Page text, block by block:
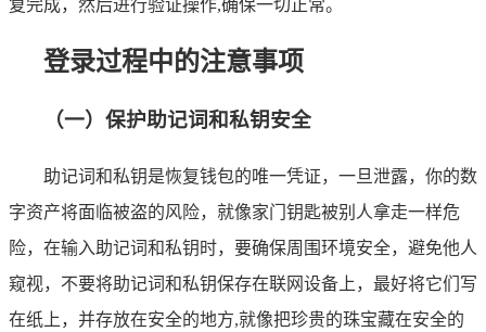
复完成，然后进行验证操作,确保一切正常。
登录过程中的注意事项
（一）保护助记词和私钥安全
助记词和私钥是恢复钱包的唯一凭证，一旦泄露，你的数
字资产将面临被盗的风险，就像家门钥匙被别人拿走一样危
险，在输入助记词和私钥时，要确保周围环境安全，避免他人
窥视，不要将助记词和私钥保存在联网设备上，最好将它们写
在纸上，并存放在安全的地方,就像把珍贵的珠宝藏在安全的